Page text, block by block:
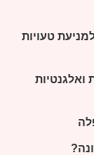
טעויות